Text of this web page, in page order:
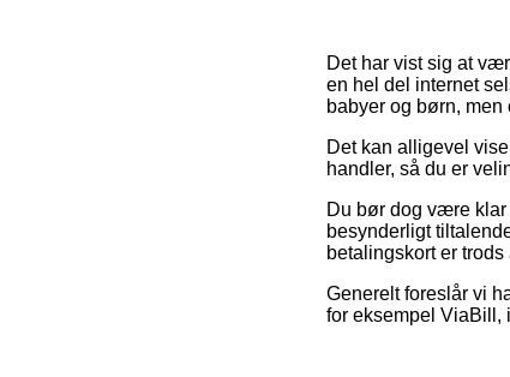
Det har vist sig at
en hel del internet
babyer og børn,
Det kan alligevel
handler, så du er
Du bør dog være
besynderligt
betalingskort er
Generelt foreslår vi
for eksempel ViaBill,